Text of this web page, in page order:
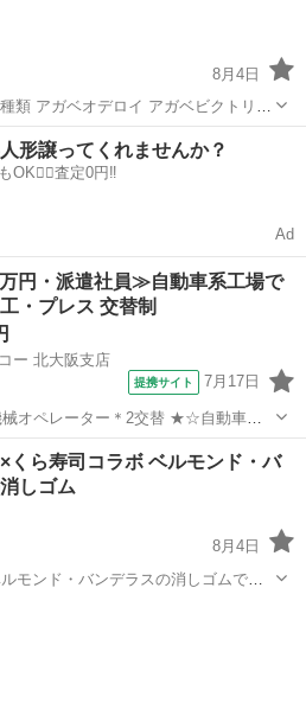
8月4日
真にてご確認下
ございますがご了承下さい。 プレス
その他
人形譲ってくれませんか？
OK🙆‍♀️査定0円‼️
Ad
円・派遣社員≫自動車系工場で
・プレス 交替制
ー 北大阪支店
提携サイト 7月17日
ーター＊2交替 ★☆自動車部
★☆ 【お仕事内容】 以下の①②より、
・機械への
くら寿司コラボ ベルモンド・バ
しゴム
8月4日
モンド・バンデラスの消しゴムです